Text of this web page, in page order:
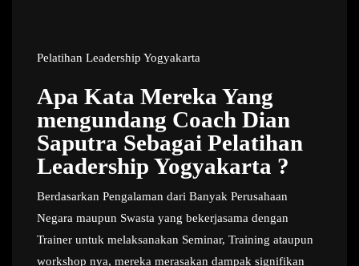
Pelatihan Leadership Yogyakarta
Apa Kata Mereka Yang
mengundang Coach Dian
Saputra Sebagai Pelatihan
Leadership Yogyakarta ?
Berdasarkan Pengalaman dari Banyak Perusahaan
Negara maupun Swasta yang bekerjasama dengan
Trainer untuk melaksanakan Seminar, Training ataupun
workshop nya, mereka merasakan dampak signifikan